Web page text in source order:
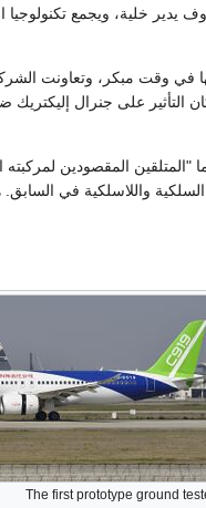
يدير خلية، ويجمع تكنولوجيا
في وقت مبكر، وتعاونت
التأثير على جنرال إليكتريك
الحكم التي قدمها المدعون في قضية شو أن شركتين مملوكتين للدولة متورطتين في بناء سي
واللاسلكية في
The first prototype ground